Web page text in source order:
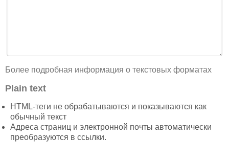
Более подробная информация о текстовых форматах
Plain text
HTML-теги не обрабатываются и показываются как
обычный текст
Адреса страниц и электронной почты автоматически
преобразуются в ссылки.